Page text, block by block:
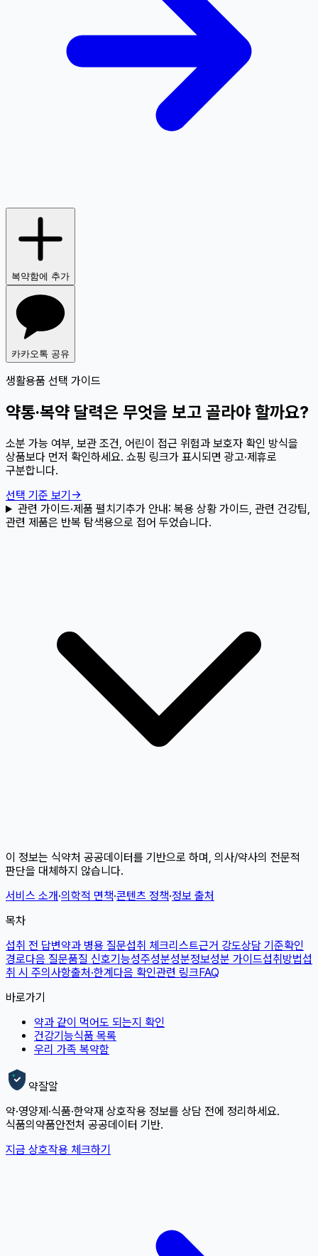
복약함에 추가
카카오톡 공유
생활용품 선택 가이드
약통·복약 달력은 무엇을 보고 골라야 할까요?
소분 가능 여부, 보관 조건, 어린이 접근 위험과 보호자 확인 방식을
상품보다 먼저 확인하세요. 쇼핑 링크가 표시되면 광고·제휴로
구분합니다.
선택 기준 보기 →
관련 가이드·제품 펼치기추가 안내: 복용 상황 가이드, 관련 건강팁,
관련 제품은 반복 탐색용으로 접어 두었습니다.
이 정보는 식약처 공공데이터를 기반으로 하며, 의사/약사의 전문적
판단을 대체하지 않습니다.
서비스 소개·의학적 면책·콘텐츠 정책·정보 출처
목차
섭취 전 답변약과 병용 질문섭취 체크리스트근거 강도상담 기준확인
경로다음 질문품질 신호기능성주성분성분정보성분 가이드섭취방법섭
취 시 주의사항출처·한계다음 확인관련 링크FAQ
바로가기
약과 같이 먹어도 되는지 확인
건강기능식품 목록
우리 가족 복약함
약잘알
약·영양제·식품·한약재 상호작용 정보를 상담 전에 정리하세요.
식품의약품안전처 공공데이터 기반.
지금 상호작용 체크하기